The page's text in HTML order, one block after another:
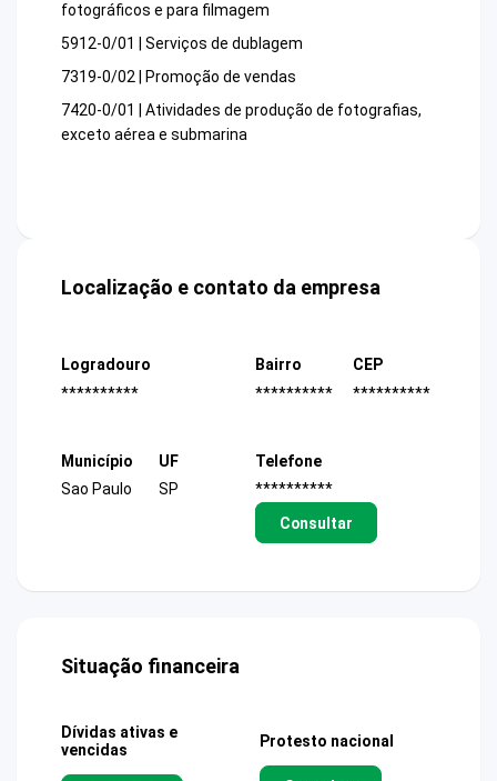
fotográficos e para filmagem
5912-0/01 | Serviços de dublagem
7319-0/02 | Promoção de vendas
7420-0/01 | Atividades de produção de fotografias,
exceto aérea e submarina
Localização e contato da empresa
Logradouro
**********
Bairro
**********
CEP
**********
Município
Sao Paulo
UF
SP
Telefone
**********
Consultar
Situação financeira
Dívidas ativas e
vencidas
Protesto nacional